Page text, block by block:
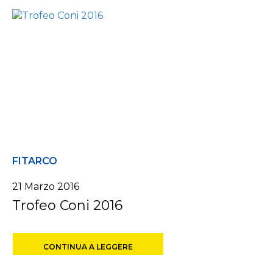
FITARCO
21 Marzo 2016
Trofeo Coni 2016
CONTINUA A LEGGERE